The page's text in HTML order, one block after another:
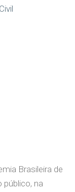
Brasileira de
público, na